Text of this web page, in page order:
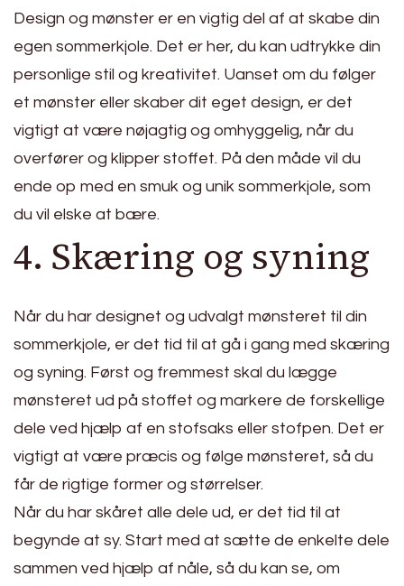
Design og mønster er en vigtig del af at skabe din
egen sommerkjole. Det er her, du kan udtrykke din
personlige stil og kreativitet. Uanset om du følger
et mønster eller skaber dit eget design, er det
vigtigt at være nøjagtig og omhyggelig, når du
overfører og klipper stoffet. På den måde vil du
ende op med en smuk og unik sommerkjole, som
du vil elske at bære.
4. Skæring og syning
Når du har designet og udvalgt mønsteret til din
sommerkjole, er det tid til at gå i gang med skæring
og syning. Først og fremmest skal du lægge
mønsteret ud på stoffet og markere de forskellige
dele ved hjælp af en stofsaks eller stofpen. Det er
vigtigt at være præcis og følge mønsteret, så du
får de rigtige former og størrelser.
Når du har skåret alle dele ud, er det tid til at
begynde at sy. Start med at sætte de enkelte dele
sammen ved hjælp af nåle, så du kan se, om